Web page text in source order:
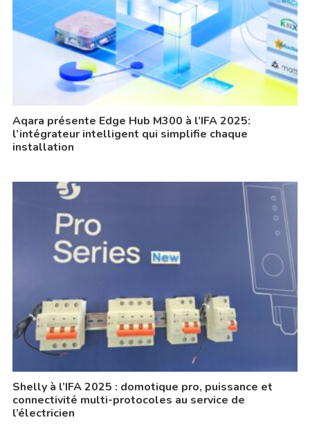
Aqara présente Edge Hub M300 à l’IFA 2025:
l’intégrateur intelligent qui simplifie chaque
installation
Shelly à l’IFA 2025 : domotique pro, puissance et
connectivité multi-protocoles au service de
l’électricien